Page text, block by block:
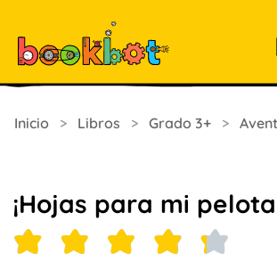
Inicio > Libros > Grado 3+ >
¡Hojas para mi